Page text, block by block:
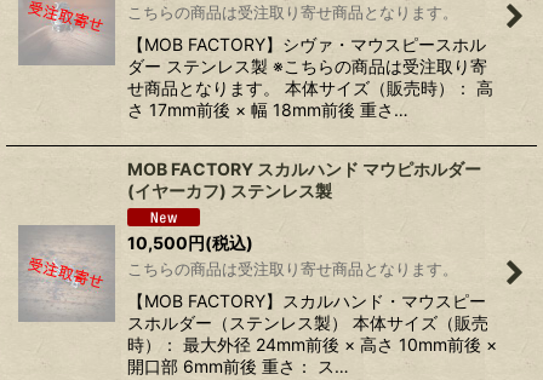
こちらの商品は受注取り寄せ商品となります。
【MOB FACTORY】シヴァ・マウスピースホル
ダー ステンレス製 ※こちらの商品は受注取り寄
せ商品となります。 本体サイズ（販売時）： 高
さ 17mm前後 × 幅 18mm前後 重さ…
MOB FACTORY スカルハンド マウピホルダー
(イヤーカフ) ステンレス製
10,500円(税込)
こちらの商品は受注取り寄せ商品となります。
【MOB FACTORY】スカルハンド・マウスピー
スホルダー（ステンレス製） 本体サイズ（販売
時）： 最大外径 24mm前後 × 高さ 10mm前後 ×
開口部 6mm前後 重さ： ス…